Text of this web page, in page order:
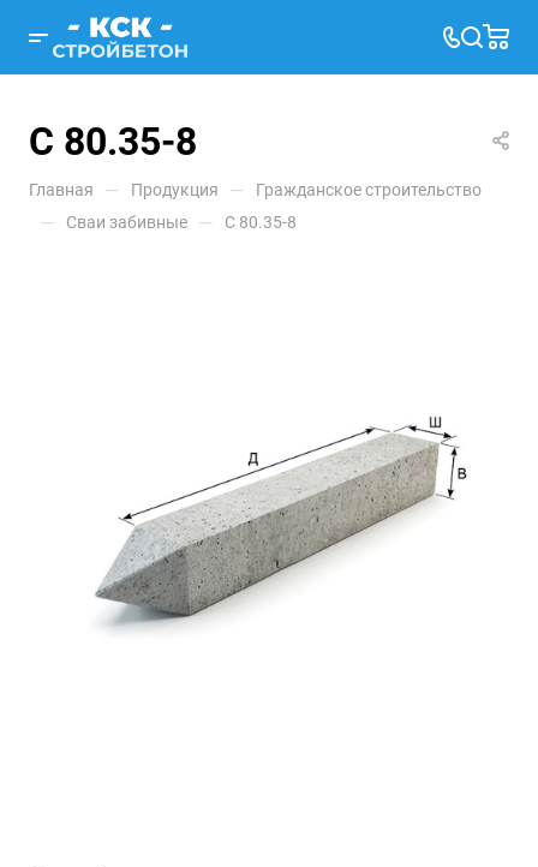
С 80.35-8
Главная — Продукция — Гражданское строительство
— Сваи забивные — С 80.35-8